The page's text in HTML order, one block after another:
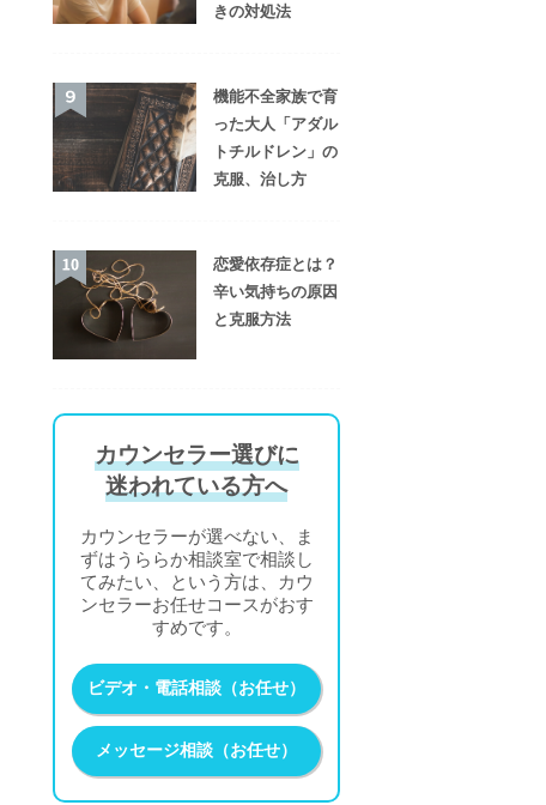
きの対処法
機能不全家族で育
った大人「アダル
トチルドレン」の
克服、治し方
恋愛依存症とは？
辛い気持ちの原因
と克服方法
カウンセラー選びに
迷われている方へ
カウンセラーが選べない、ま
ずはうららか相談室で相談し
てみたい、という方は、カウ
ンセラーお任せコースがおす
すめです。
ビデオ・電話相談（お任せ）
メッセージ相談（お任せ）